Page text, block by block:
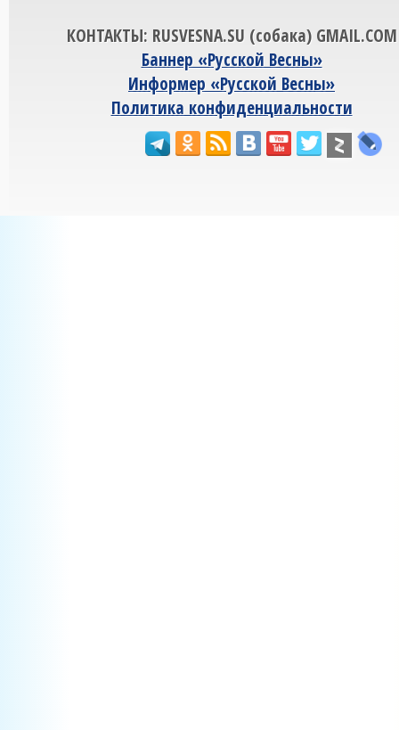
КОНТАКТЫ: RUSVESNA.SU (собака) GMAIL.COM
Баннер «Русской Весны»
Информер «Русской Весны»
Политика конфиденциальности